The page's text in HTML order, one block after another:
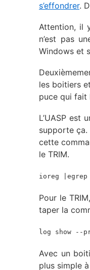
s’effondrer.
Attention, il
n’est pas
Windows et
les boitiers
puce qui fait
L’UASP est
supporte ça.
cette
le TRIM.
ioreg |egrep
Pour le
taper la
log show --
Avec un
plus simple